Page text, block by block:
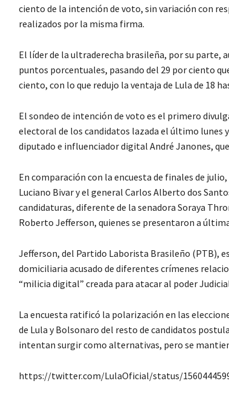
ciento de la intención de voto, sin variación con
realizados por la misma firma.
El líder de la ultraderecha brasileña, por su parte,
puntos porcentuales, pasando del 29 por ciento
ciento, con lo que redujo la ventaja de Lula de 18
El sondeo de intención de voto es el primero
electoral de los candidatos lazada el último lunes
diputado e influenciador digital André Janones,
En comparación con la encuesta de finales de
Luciano Bivar y el general Carlos Alberto dos
candidaturas, diferente de la senadora Soraya
Roberto Jefferson, quienes se presentaron a
Jefferson, del Partido Laborista Brasileño (PTB),
domiciliaria acusado de diferentes crímenes
“milicia digital” creada para atacar al poder
La encuesta ratificó la polarización en las
de Lula y Bolsonaro del resto de candidatos
intentan surgir como alternativas, pero se
https://twitter.com/LulaOficial/status/